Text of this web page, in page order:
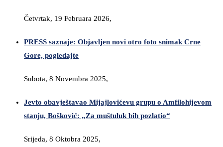
Četvrtak, 19 Februara 2026,
PRESS saznaje: Objavljen novi otro foto snimak Crne
Gore, pogledajte
Subota, 8 Novembra 2025,
Jevto obavještavao Mijajlovićevu grupu o Amfilohijevom
stanju, Bošković: „Za muštuluk bih pozlatio“
Srijeda, 8 Oktobra 2025,